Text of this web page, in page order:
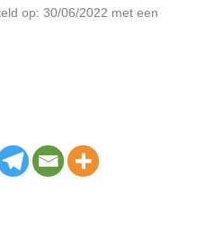
op: 30/06/2022 met een